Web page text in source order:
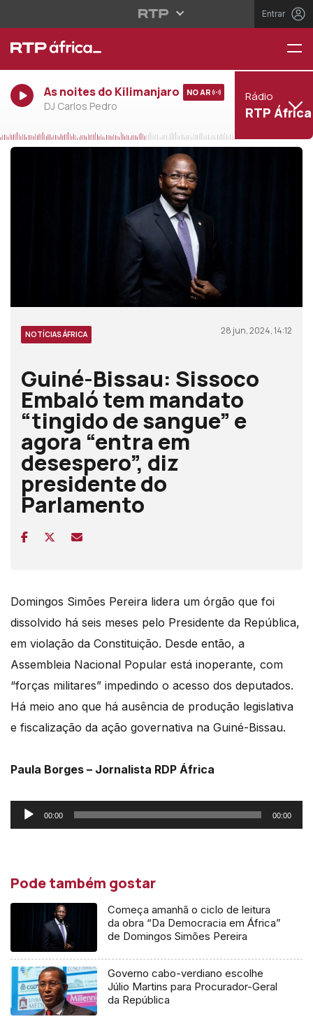
Entrar
As noites do Kilimanjaro
DJ Carlos Pedro
NO AR Rádio
RTP África
NOTÍCIAS ÁFRICA 28 jun, 2024, 14:12
Guiné-Bissau: Sissoco
Embaló tem mandato
“tingido de sangue” e
agora “entra em
desespero”, diz
presidente do
Parlamento
Domingos Simões Pereira lidera um órgão que foi
dissolvido há seis meses pelo Presidente da República,
em violação da Constituição. Desde então, a
Assembleia Nacional Popular está inoperante, com
“forças militares” impedindo o acesso dos deputados.
Há meio ano que há ausência de produção legislativa
e fiscalização da ação governativa na Guiné-Bissau.
Paula Borges – Jornalista RDP África
Reprodutor
de
00:00 00:00
Pode também gostar
Começa amanhã o ciclo de leitura
da obra “Da Democracia em África”
de Domingos Simões Pereira
Governo cabo-verdiano escolhe
Júlio Martins para Procurador-Geral
da República